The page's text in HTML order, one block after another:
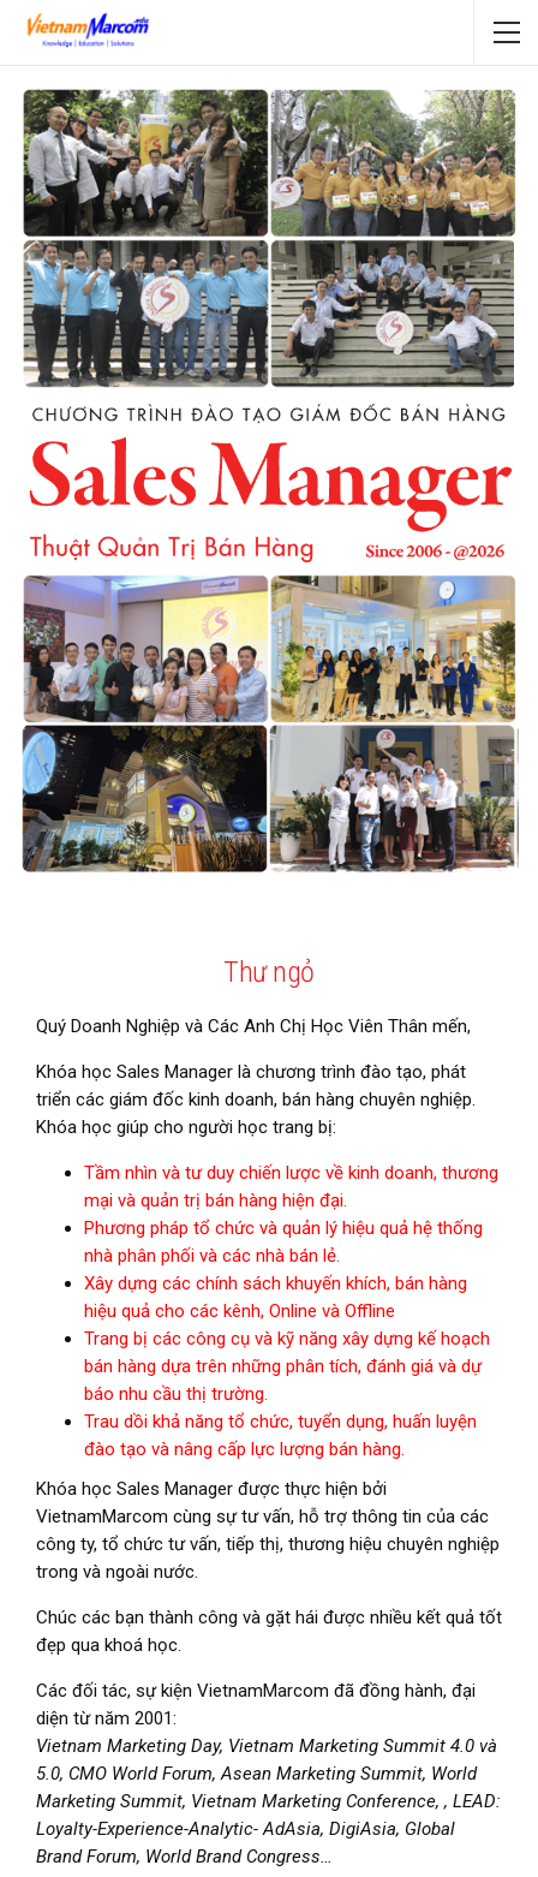
Thư ngỏ
Quý Doanh Nghiệp và Các Anh Chị Học Viên Thân mến,
Khóa học Sales Manager là chương trình đào tạo, phát
triển các giám đốc kinh doanh, bán hàng chuyên nghiệp.
Khóa học giúp cho người học trang bị:
Tầm nhìn và tư duy chiến lược về kinh doanh, thương
mại và quản trị bán hàng hiện đại.
Phương pháp tổ chức và quản lý hiệu quả hệ thống
nhà phân phối và các nhà bán lẻ.
Xây dựng các chính sách khuyến khích, bán hàng
hiệu quả cho các kênh, Online và Offline
Trang bị các công cụ và kỹ năng xây dựng kế hoạch
bán hàng dựa trên những phân tích, đánh giá và dự
báo nhu cầu thị trường.
Trau dồi khả năng tổ chức, tuyển dụng, huấn luyện
đào tạo và nâng cấp lực lượng bán hàng.
Khóa học Sales Manager được thực hiện bởi
VietnamMarcom cùng sự tư vấn, hỗ trợ thông tin của các
công ty, tổ chức tư vấn, tiếp thị, thương hiệu chuyên nghiệp
trong và ngoài nước.
Chúc các bạn thành công và gặt hái được nhiều kết quả tốt
đẹp qua khoá học.
Các đối tác, sự kiện VietnamMarcom đã đồng hành, đại
diện từ năm 2001:
Vietnam Marketing Day, Vietnam Marketing Summit 4.0 và
5.0, CMO World Forum, Asean Marketing Summit, World
Marketing Summit, Vietnam Marketing Conference, , LEAD:
Loyalty-Experience-Analytic- AdAsia, DigiAsia, Global
Brand Forum, World Brand Congress…